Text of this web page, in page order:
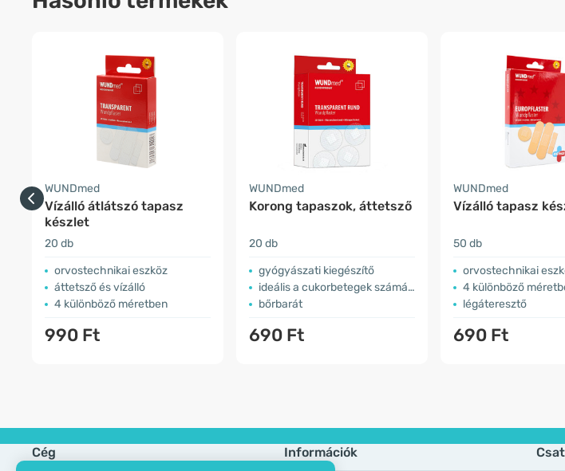
WUNDmed
Vízálló átlátszó tapasz
készlet
20 db
orvostechnikai eszköz
áttetsző és vízálló
4 különböző méretben
990 Ft
WUNDmed
Korong tapaszok, áttetsző
20 db
gyógyászati kiegészítő
ideális a cukorbetegek számára
bőrbarát
690 Ft
WUNDmed
Vízálló tapasz
50 db
orvostechnikai
4 különböző
légáteresztő
690 Ft
Cég Információk